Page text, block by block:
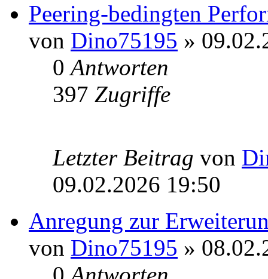
Peering-bedingten
von Dino75195 »
0Antworten
397 Zugriffe
Letzter Beitrag von
09.02.2026 19:50
Anregung zur
von Dino75195 »